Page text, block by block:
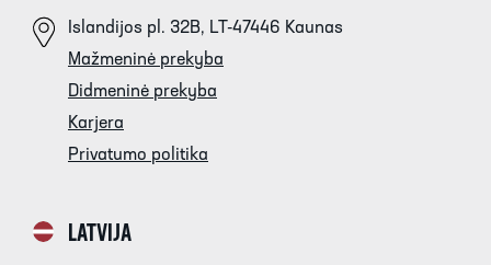
Islandijos pl. 32B, LT-47446 Kaunas
Mažmeninė prekyba
Didmeninė prekyba
Karjera
Privatumo politika
LATVIJA